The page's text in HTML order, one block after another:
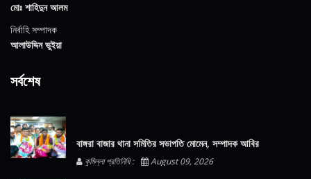
মোঃ শাহিদুন আলম
নির্বাহি সম্পাদক
আলাউদ্দিন ভুইয়া
সর্বশেষ
বাঙ্গরা বাজার থানা সমিতির সভাপতি মোমেন, সম্পাদক আবির
কুমিল্লা প্রতিনিধি : August 09, 2026